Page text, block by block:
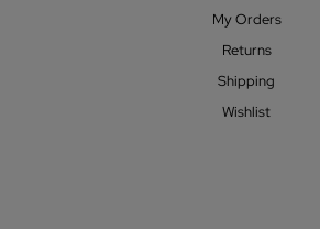
My Orders
Returns
Shipping
Wishlist